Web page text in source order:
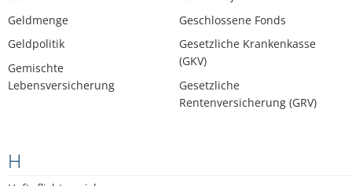
Geldmenge
Geldpolitik
Gemischte
Lebensversicherung
Geschlossene Fonds
Gesetzliche Krankenkasse
(GKV)
Gesetzliche
Rentenversicherung (GRV)
H